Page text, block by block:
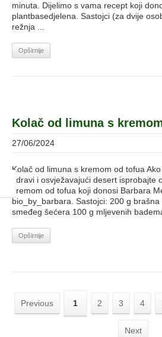
minuta. Dijelimo s vama recept koji
plantbasedjelena. Sastojci (za dvije
režnja ...
Opširnije
Kolač od limuna s
27/06/2024
Kolač od limuna s kremom od tofua
zdravi i osvježavajući desert isprobajte
kremom od tofua koji donosi Barbara
bio_by_barbara. Sastojci: 200 g
smeđeg šećera 100 g mljevenih
Opširnije
Previous 1 2 3 4
Next